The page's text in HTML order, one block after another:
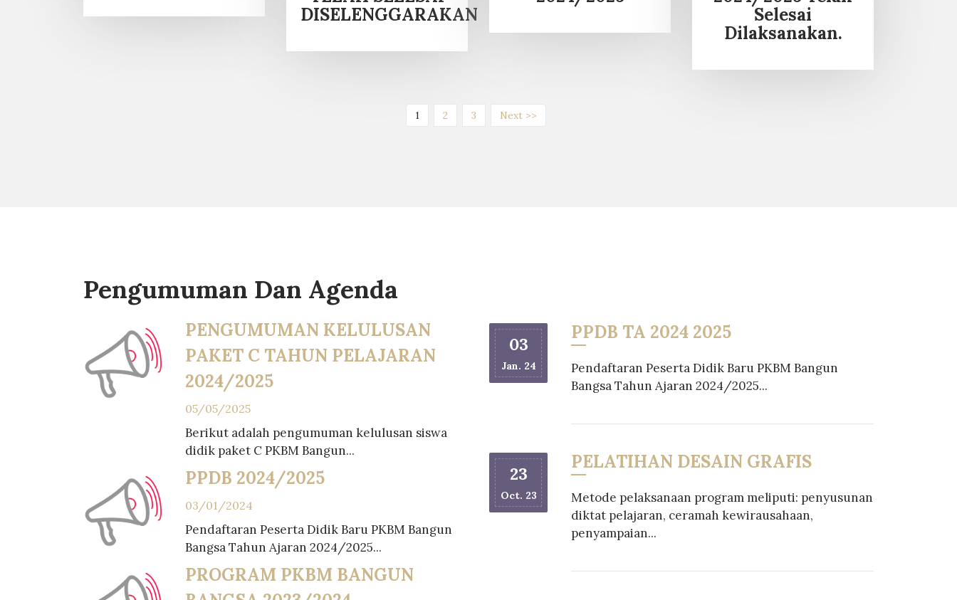
DISELENGGARAKAN
Selesai
Dilaksanakan.
1(current)
2 3 Next >>
Pengumuman Dan Agenda
PENGUMUMAN KELULUSAN
PAKET C TAHUN PELAJARAN
2024/2025
05/05/2025
Berikut adalah pengumuman kelulusan siswa
didik paket C PKBM Bangun...
PPDB 2024/2025
03/01/2024
Pendaftaran Peserta Didik Baru PKBM Bangun
Bangsa Tahun Ajaran 2024/2025...
PROGRAM PKBM BANGUN
03
Jan. 24
PPDB TA 2024 2025
Pendaftaran Peserta Didik Baru PKBM Bangun
Bangsa Tahun Ajaran 2024/2025...
23
Oct. 23
PELATIHAN DESAIN GRAFIS
Metode pelaksanaan program meliputi: penyusunan
diktat pelajaran, ceramah kewirausahaan,
penyampaian...